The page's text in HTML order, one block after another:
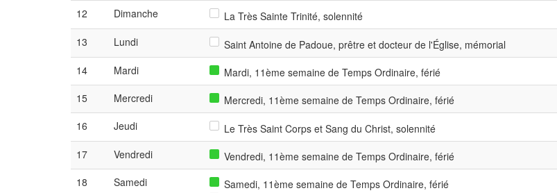
12
Dimanche
La Très Sainte Trinité, solennité
13
Lundi
Saint Antoine de Padoue, prêtre et docteur de l'Église, mémorial
14
Mardi
Mardi, 11ème semaine de Temps Ordinaire, férié
15
Mercredi
Mercredi, 11ème semaine de Temps Ordinaire, férié
16
Jeudi
Le Très Saint Corps et Sang du Christ, solennité
17
Vendredi
Vendredi, 11ème semaine de Temps Ordinaire, férié
18
Samedi
Samedi, 11ème semaine de Temps Ordinaire, férié